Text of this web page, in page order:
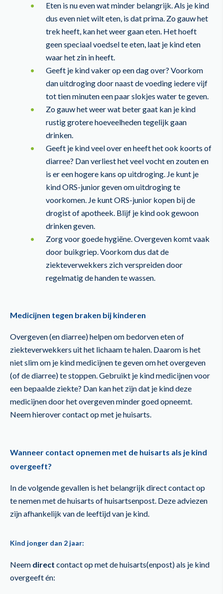
Eten is nu even wat minder belangrijk. Als je kind
dus even niet wilt eten, is dat prima. Zo gauw het
trek heeft, kan het weer gaan eten. Het hoeft
geen speciaal voedsel te eten, laat je kind eten
waar het zin in heeft.
Geeft je kind vaker op een dag over? Voorkom
dan uitdroging door naast de voeding iedere vijf
tot tien minuten een paar slokjes water te geven.
Zo gauw het weer wat beter gaat kan je kind
rustig grotere hoeveelheden tegelijk gaan
drinken.
Geeft je kind veel over en heeft het ook koorts of
diarree? Dan verliest het veel vocht en zouten en
is er een hogere kans op uitdroging. Je kunt je
kind ORS-junior geven om uitdroging te
voorkomen. Je kunt ORS-junior kopen bij de
drogist of apotheek. Blijf je kind ook gewoon
drinken geven.
Zorg voor goede hygiëne. Overgeven komt vaak
door buikgriep. Voorkom dus dat de
ziekteverwekkers zich verspreiden door
regelmatig de handen te wassen.
Medicijnen tegen braken bij kinderen
Overgeven (en diarree) helpen om bedorven eten of
ziekteverwekkers uit het lichaam te halen. Daarom is het
niet slim om je kind medicijnen te geven om het overgeven
(of de diarree) te stoppen. Gebruikt je kind medicijnen voor
een bepaalde ziekte? Dan kan het zijn dat je kind deze
medicijnen door het overgeven minder goed opneemt.
Neem hierover contact op met je huisarts.
Wanneer contact opnemen met de huisarts als je kind
overgeeft?
In de volgende gevallen is het belangrijk direct contact op
te nemen met de huisarts of huisartsenpost. Deze adviezen
zijn afhankelijk van de leeftijd van je kind.
Kind jonger dan 2 jaar:
Neem direct contact op met de huisarts(enpost) als je kind
overgeeft én: